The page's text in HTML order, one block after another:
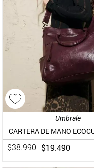
Umbrale
$38.990 $19.490